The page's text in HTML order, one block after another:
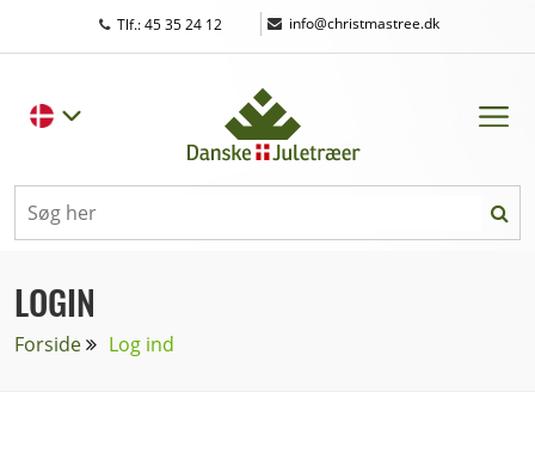
Tlf.: 45 35 24 12 | info@christmastree.dk
LOGIN
Forside Log ind